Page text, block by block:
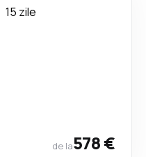
15 zile
de la578 €